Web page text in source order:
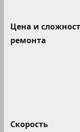
Цена и
ремонта
Скорость